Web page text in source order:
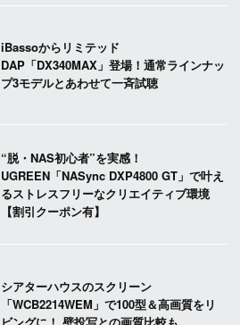
iBassoからリミテッド
DAP「DX340MAX」登場！通常ラインナッ
プ3モデルとあわせて一斉試聴
“脱・NAS初心者”を実感！
UGREEN「NASync DXP4800 GT」で叶え
るストレスフリーなクリエイティブ環境
【割引クーポン有】
シアターハウスのスクリーン
「WCB2214WEM」で100型＆高画質をリ
ビングに！ 壁投写との画質比較も